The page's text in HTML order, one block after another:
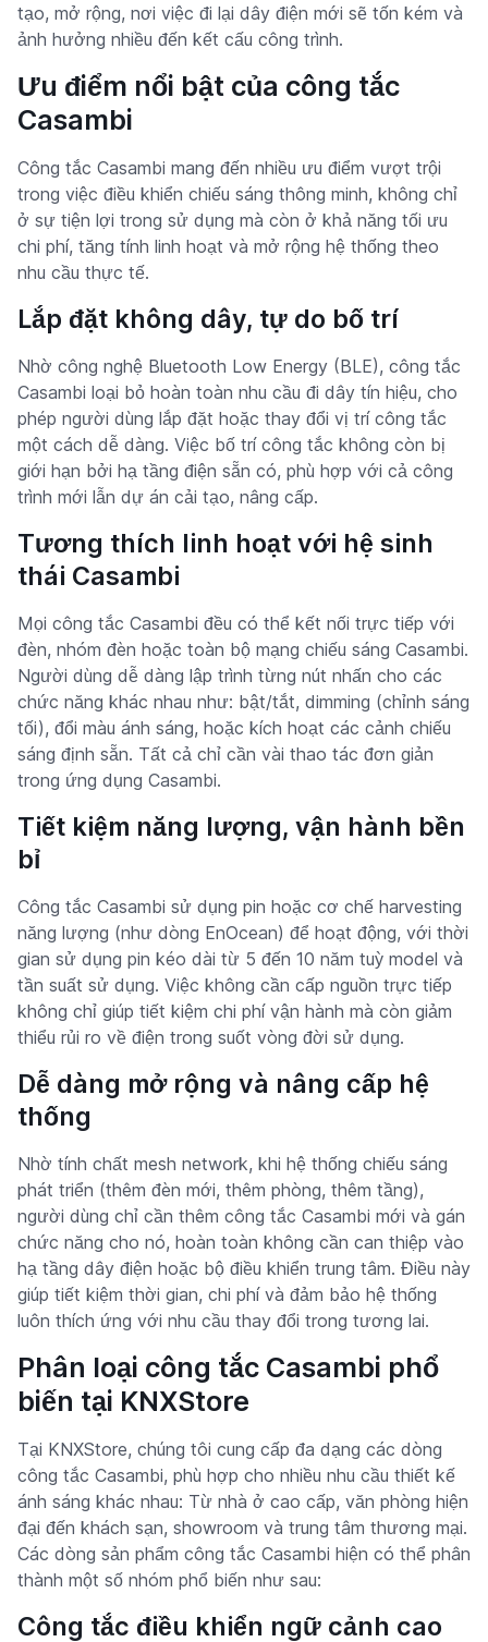
tạo, mở rộng, nơi việc đi lại dây điện mới sẽ tốn kém và
ảnh hưởng nhiều đến kết cấu công trình.
Ưu điểm nổi bật của công tắc
Casambi
Công tắc Casambi mang đến nhiều ưu điểm vượt trội
trong việc điều khiển chiếu sáng thông minh, không chỉ
ở sự tiện lợi trong sử dụng mà còn ở khả năng tối ưu
chi phí, tăng tính linh hoạt và mở rộng hệ thống theo
nhu cầu thực tế.
Lắp đặt không dây, tự do bố trí
Nhờ công nghệ Bluetooth Low Energy (BLE), công tắc
Casambi loại bỏ hoàn toàn nhu cầu đi dây tín hiệu, cho
phép người dùng lắp đặt hoặc thay đổi vị trí công tắc
một cách dễ dàng. Việc bố trí công tắc không còn bị
giới hạn bởi hạ tầng điện sẵn có, phù hợp với cả công
trình mới lẫn dự án cải tạo, nâng cấp.
Tương thích linh hoạt với hệ sinh
thái Casambi
Mọi công tắc Casambi đều có thể kết nối trực tiếp với
đèn, nhóm đèn hoặc toàn bộ mạng chiếu sáng Casambi.
Người dùng dễ dàng lập trình từng nút nhấn cho các
chức năng khác nhau như: bật/tắt, dimming (chỉnh sáng
tối), đổi màu ánh sáng, hoặc kích hoạt các cảnh chiếu
sáng định sẵn. Tất cả chỉ cần vài thao tác đơn giản
trong ứng dụng Casambi.
Tiết kiệm năng lượng, vận hành bền
bỉ
Công tắc Casambi sử dụng pin hoặc cơ chế harvesting
năng lượng (như dòng EnOcean) để hoạt động, với thời
gian sử dụng pin kéo dài từ 5 đến 10 năm tuỳ model và
tần suất sử dụng. Việc không cần cấp nguồn trực tiếp
không chỉ giúp tiết kiệm chi phí vận hành mà còn giảm
thiểu rủi ro về điện trong suốt vòng đời sử dụng.
Dễ dàng mở rộng và nâng cấp hệ
thống
Nhờ tính chất mesh network, khi hệ thống chiếu sáng
phát triển (thêm đèn mới, thêm phòng, thêm tầng),
người dùng chỉ cần thêm công tắc Casambi mới và gán
chức năng cho nó, hoàn toàn không cần can thiệp vào
hạ tầng dây điện hoặc bộ điều khiển trung tâm. Điều này
giúp tiết kiệm thời gian, chi phí và đảm bảo hệ thống
luôn thích ứng với nhu cầu thay đổi trong tương lai.
Phân loại công tắc Casambi phổ
biến tại KNXStore
Tại KNXStore, chúng tôi cung cấp đa dạng các dòng
công tắc Casambi, phù hợp cho nhiều nhu cầu thiết kế
ánh sáng khác nhau: Từ nhà ở cao cấp, văn phòng hiện
đại đến khách sạn, showroom và trung tâm thương mại.
Các dòng sản phẩm công tắc Casambi hiện có thể phân
thành một số nhóm phổ biến như sau:
Công tắc điều khiển ngữ cảnh cao